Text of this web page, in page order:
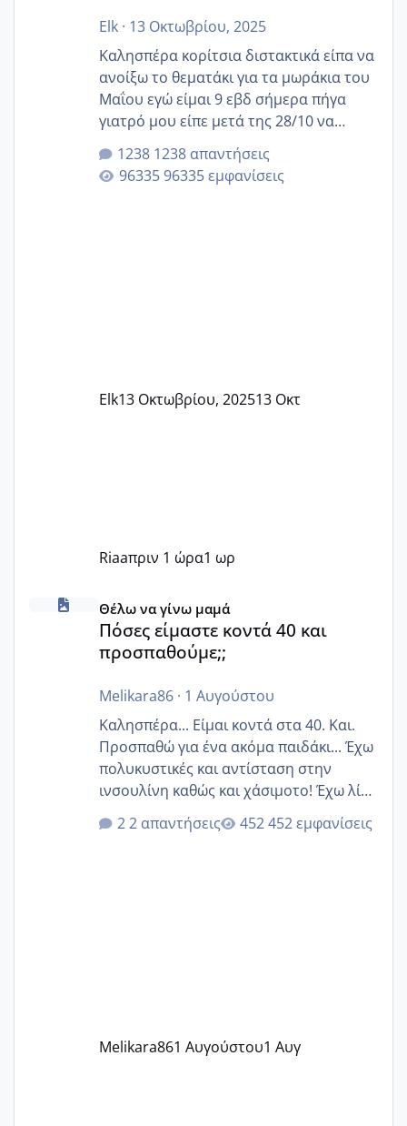
Elk· 13 Οκτωβρίου, 2025
Καλησπέρα κορίτσια διστακτικά είπα να
ανοίξω το θεματάκι για τα μωράκια του
Μαΐου εγώ είμαι 9 εβδ σήμερα πήγα
γιατρό μου είπε μετά της 28/10 να
κλείσω ραντεβού για την αυχενική είναι
καμιά άλλη κοπέλα να γεννάει Μάιο ;;
1238 απαντήσεις
96335 εμφανίσεις
Elk13 Οκτωβρίου, 202513 Οκτ
Riaaπριν 1 ώρα1 ωρ
Πόσες είμαστε κοντά 40 και προσπαθούμε;;
Θέλω να γίνω μαμά
Πόσες είμαστε κοντά 40 και
προσπαθούμε;;
Melikara86· 1 Αυγούστου
Καλησπέρα... Είμαι κοντά στα 40. Και.
Προσπαθώ για ένα ακόμα παιδάκι... Έχω
πολυκυστικές και αντίσταση στην
ινσουλίνη καθώς και χάσιμοτο! Έχω λίγα
κιλά παραπάνω και όσο κ αν προσπαθώ
δεν χάνω εύκολα! Προσπαθώ για ακόμη
2 απαντήσεις 452 εμφανίσεις
Melikara861 Αυγούστου1 Αυγ